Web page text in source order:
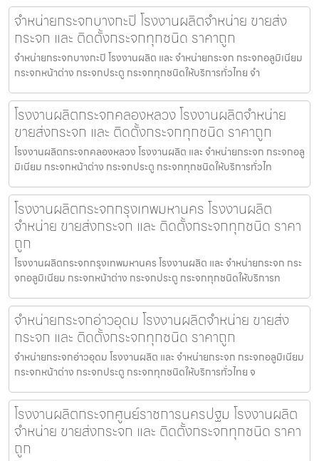
จำหน่ายกระจกบางกะปิ โรงงานผลิตจำหน่าย ขายส่ง
กระจก และ ติดตั้งกระจกทุกชนิด ราคาถูก
จำหน่ายกระจกบางกะปิ โรงงานผลิต และ จำหน่ายกระจก กระจกอลูมิเนียม
กระจกหน้าต่าง กระจกประตู กระจกทุกชนิดให้บริการทั่วไทย จำ
โรงงานผลิตกระจกคลองหลวง โรงงานผลิตจำหน่าย
ขายส่งกระจก และ ติดตั้งกระจกทุกชนิด ราคาถูก
โรงงานผลิตกระจกคลองหลวง โรงงานผลิต และ จำหน่ายกระจก กระจกอลู
มิเนียม กระจกหน้าต่าง กระจกประตู กระจกทุกชนิดให้บริการทั่วไท
โรงงานผลิตกระจกกรุงเทพมหานคร โรงงานผลิต
จำหน่าย ขายส่งกระจก และ ติดตั้งกระจกทุกชนิด ราคา
ถูก
โรงงานผลิตกระจกกรุงเทพมหานคร โรงงานผลิต และ จำหน่ายกระจก กระ
จกอลูมิเนียม กระจกหน้าต่าง กระจกประตู กระจกทุกชนิดให้บริการท
จำหน่ายกระจกอ่าวอุดม โรงงานผลิตจำหน่าย ขายส่ง
กระจก และ ติดตั้งกระจกทุกชนิด ราคาถูก
จำหน่ายกระจกอ่าวอุดม โรงงานผลิต และ จำหน่ายกระจก กระจกอลูมิเนียม
กระจกหน้าต่าง กระจกประตู กระจกทุกชนิดให้บริการทั่วไทย จ
โรงงานผลิตกระจกศูนย์ราชการนครปฐม โรงงานผลิต
จำหน่าย ขายส่งกระจก และ ติดตั้งกระจกทุกชนิด ราคา
ถูก